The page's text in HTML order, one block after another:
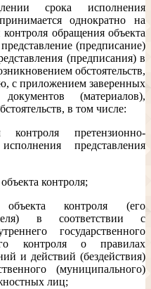
срока исполнения
однократно на
обращения объекта
(предписание)
(предписания) в
обстоятельств,
с приложением заверенных
(материалов),
в том числе:
контроля претензионно-
представления
контроля;
контроля (его
в соответствии с
государственного
контроля о правилах
и действий (бездействия)
(муниципального)
лиц;